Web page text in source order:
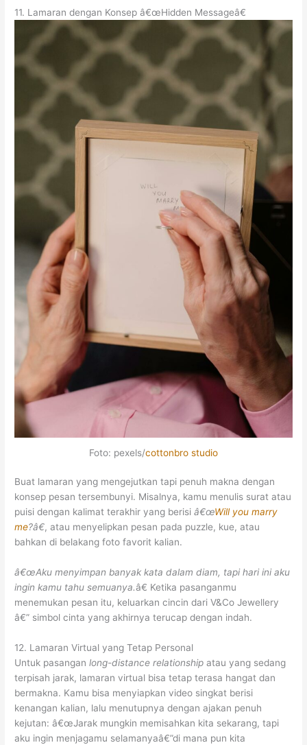
11. Lamaran dengan Konsep â€œHidden Messageâ€
Foto: pexels/cottonbro studio
Buat lamaran yang mengejutkan tapi penuh makna dengan
konsep pesan tersembunyi. Misalnya, kamu menulis surat atau
puisi dengan kalimat terakhir yang berisiâ€œWill you marry
me?â€, atau menyelipkan pesan pada puzzle, kue, atau
bahkan di belakang foto favorit kalian.
â€œAku menyimpan banyak kata dalam diam, tapi hari ini aku
ingin kamu tahu semuanya.â€ Ketika pasanganmu
menemukan pesan itu, keluarkan cincin dari V&Co Jewellery
â€” simbol cinta yang akhirnya terucap dengan indah.
12. Lamaran Virtual yang Tetap Personal
Untuk pasanganlong-distance relationship atau yang sedang
terpisah jarak, lamaran virtual bisa tetap terasa hangat dan
bermakna. Kamu bisa menyiapkan video singkat berisi
kenangan kalian, lalu menutupnya dengan ajakan penuh
kejutan: â€œJarak mungkin memisahkan kita sekarang, tapi
aku ingin menjagamu selamanyaâ€”di mana pun kita